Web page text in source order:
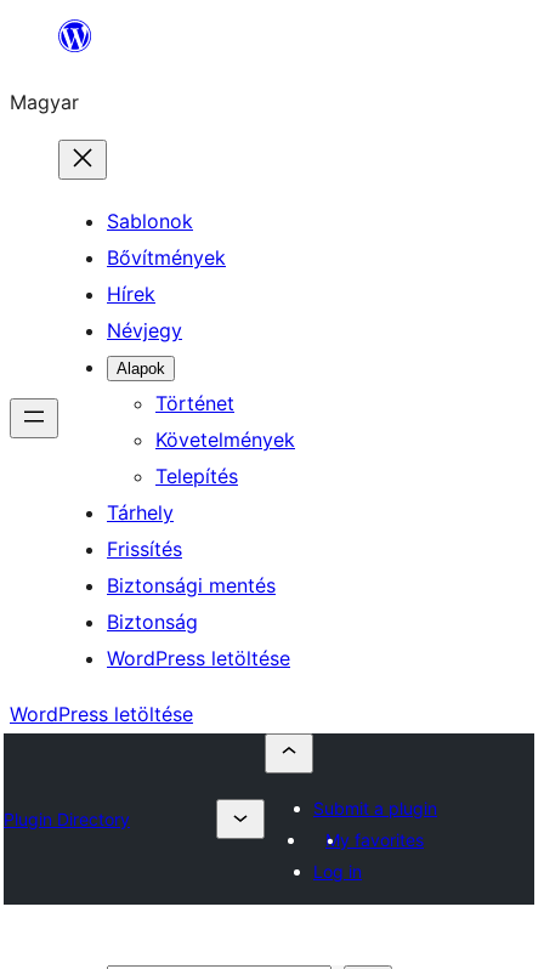
Ugrás
tartalomhoz
Magyar
Sablonok
Bővítmények
Hírek
Névjegy
Alapok
Történet
Követelmények
Telepítés
Tárhely
Frissítés
Biztonsági mentés
Biztonság
WordPress letöltése
WordPress letöltése
Plugin Directory
Submit a plugin
My favorites
Log in